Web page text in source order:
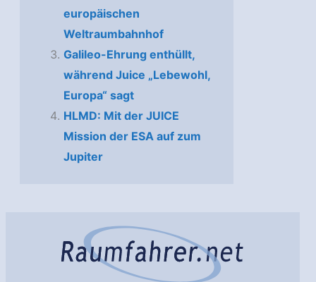
europäischen
Weltraumbahnhof
Galileo-Ehrung enthüllt,
während Juice „Lebewohl,
Europa“ sagt
HLMD: Mit der JUICE
Mission der ESA auf zum
Jupiter